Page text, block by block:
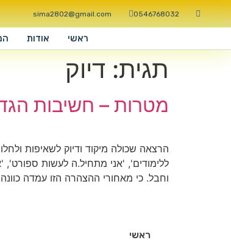
0546768032
sima2802@gmail.com
ראשי אודות
תגית:דיוק
מטרות – חשיבות
הרצאה שכולה מיקוד ודיוק לשאיפות
ללימודים', 'אני מתחיל.ה לעשות
וחבל. כי מאחורי ההצהרה הזו עמדה
ראשי